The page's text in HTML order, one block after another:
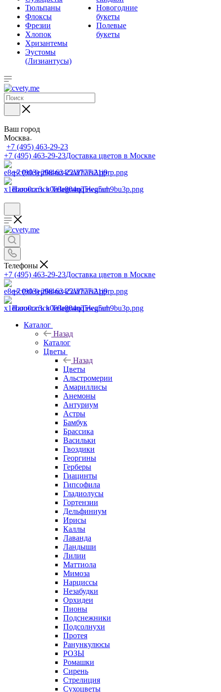
Тюльпаны
Флоксы
Фрезии
Хлопок
Хризантемы
Эустомы
(Лизиантусы)
Новогодние
букеты
Полевые
букеты
Ваш город
Москва
+7 (495) 463-29-23
+7 (495) 463-29-23Доставка цветов в Москве
+7 (903) 268-62-22WhatsApp
Написать в TelegramTelegram
Телефоны
+7 (495) 463-29-23Доставка цветов в Москве
+7 (903) 268-62-22WhatsApp
Написать в TelegramTelegram
Каталог
Назад
Каталог
Цветы
Назад
Цветы
Альстромерии
Амариллисы
Анемоны
Антуриум
Астры
Бамбук
Брассика
Васильки
Гвоздики
Георгины
Герберы
Гиацинты
Гипсофила
Гладиолусы
Гортензии
Дельфиниум
Ирисы
Каллы
Лаванда
Ландыши
Лилии
Маттиола
Мимоза
Нарциссы
Незабудки
Орхидеи
Пионы
Подснежники
Подсолнухи
Протея
Ранункулюсы
РОЗЫ
Ромашки
Сирень
Стрелиция
Сухоцветы